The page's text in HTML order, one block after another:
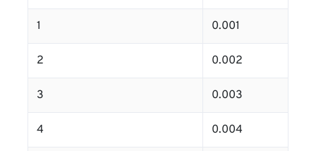
1 0.001
2 0.002
3 0.003
4 0.004